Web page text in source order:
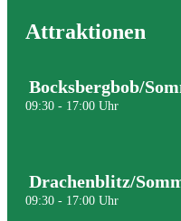
Attraktionen
Bocksbergbob/
09:30 - 17:00 Uhr
Drachenblitz/
09:30 - 17:00 Uhr